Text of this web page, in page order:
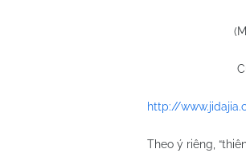
http://
Theo ý riêng,